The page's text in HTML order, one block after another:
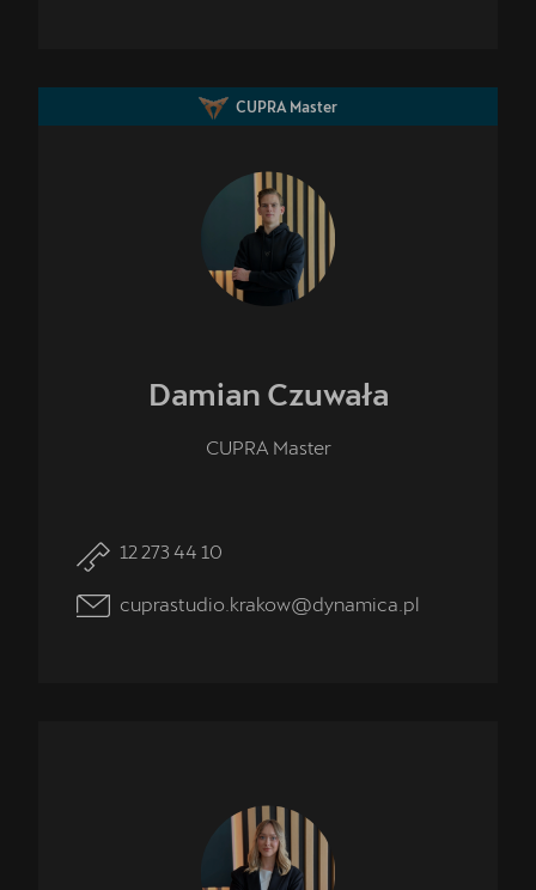
CUPRA Master
Damian Czuwała
CUPRA Master
12 273 44 10
cuprastudio.krakow@dynamica.pl